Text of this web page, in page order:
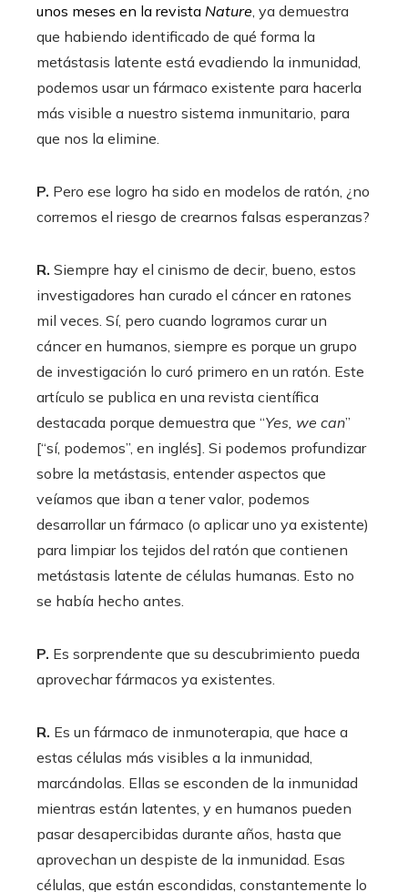
unos meses en la revista Nature , ya demuestra
que habiendo identificado de qué forma la
metástasis latente está evadiendo la inmunidad,
podemos usar un fármaco existente para hacerla
más visible a nuestro sistema inmunitario, para
que nos la elimine.
P. Pero ese logro ha sido en modelos de ratón, ¿no
corremos el riesgo de crearnos falsas esperanzas?
R. Siempre hay el cinismo de decir, bueno, estos
investigadores han curado el cáncer en ratones
mil veces. Sí, pero cuando logramos curar un
cáncer en humanos, siempre es porque un grupo
de investigación lo curó primero en un ratón. Este
artículo se publica en una revista científica
destacada porque demuestra que “Yes, we can”
[“sí, podemos”, en inglés]. Si podemos profundizar
sobre la metástasis, entender aspectos que
veíamos que iban a tener valor, podemos
desarrollar un fármaco (o aplicar uno ya existente)
para limpiar los tejidos del ratón que contienen
metástasis latente de células humanas. Esto no
se había hecho antes.
P. Es sorprendente que su descubrimiento pueda
aprovechar fármacos ya existentes.
R. Es un fármaco de inmunoterapia, que hace a
estas células más visibles a la inmunidad,
marcándolas. Ellas se esconden de la inmunidad
mientras están latentes, y en humanos pueden
pasar desapercibidas durante años, hasta que
aprovechan un despiste de la inmunidad. Esas
células, que están escondidas, constantemente lo